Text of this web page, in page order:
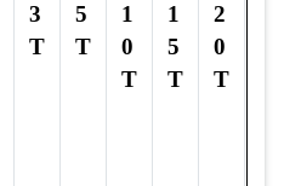
3
T
5
T
1
0
T
1
5
T
2
0
T